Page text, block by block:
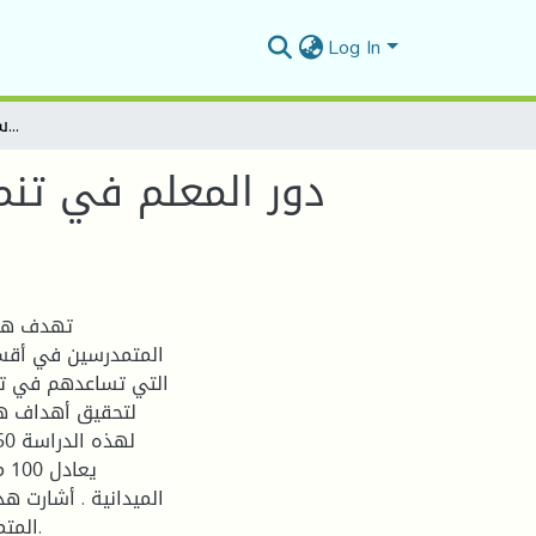
Log In
دور المعلم في تنمية المتمدرسين في أقسام محو الأمية دراسة ميدانية بمدينة المسيلة
دور المعلم في
تهدف
المتمدرسين في
التي تساعدهم في
لتحقيق أهداف
الميدانية .
المتمدرسين في الجوانب المعرفية والوجدانية والنفسية الحركية.